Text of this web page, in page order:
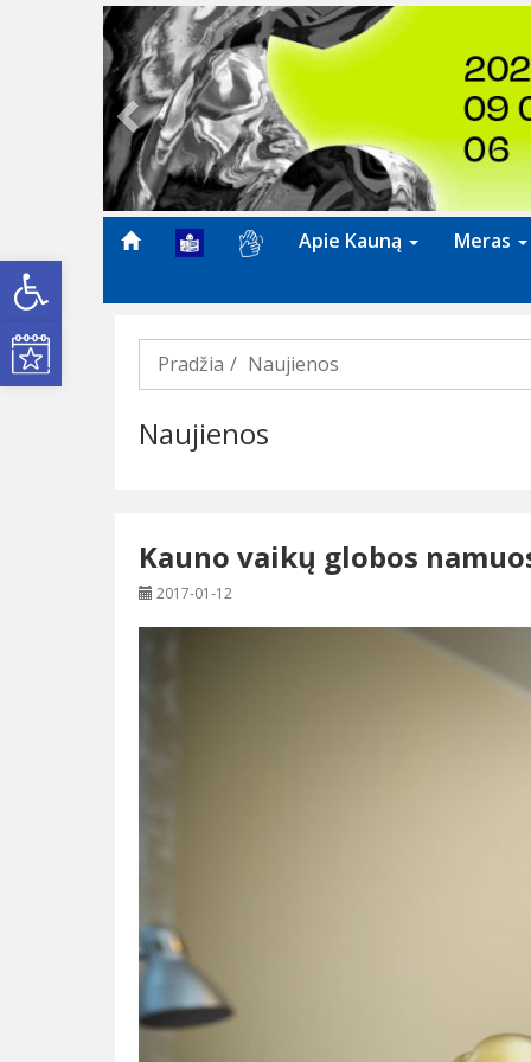
Open toolbar
Kultūros renginiai
Previous
Apie Kauną Meras
Pradžia Naujienos
Naujienos
Kauno vaikų globos
2017-01-12